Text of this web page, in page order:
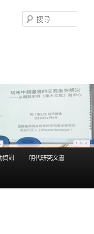
尋
資訊 明代研究文書